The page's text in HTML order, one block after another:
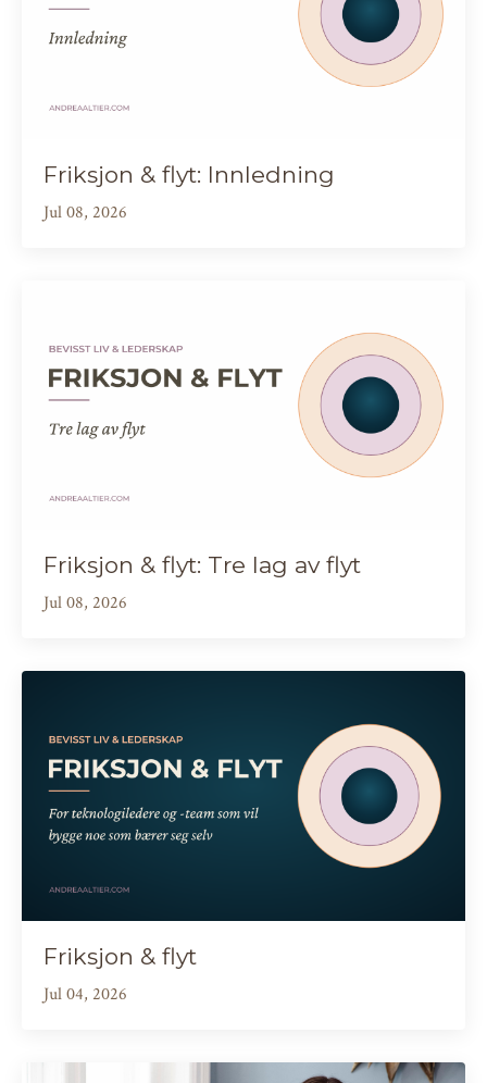
Friksjon & flyt: Innledning
Jul 08, 2026
Friksjon & flyt: Tre lag av flyt
Jul 08, 2026
Friksjon & flyt
Jul 04, 2026